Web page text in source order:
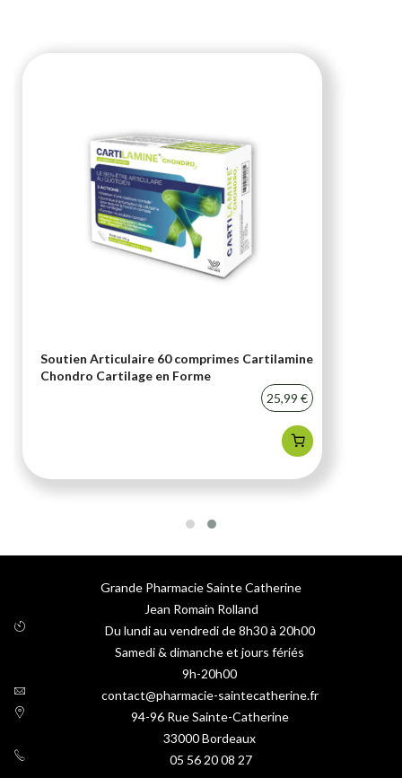
Soutien Articulaire 60 comprimes Cartilamine
Chondro Cartilage en Forme
25,99 €
Grande Pharmacie Sainte Catherine
Jean Romain Rolland
Du lundi au vendredi de 8h30 à 20h00
Samedi & dimanche et jours fériés
9h-20h00
contact@pharmacie-saintecatherine.fr
94-96 Rue Sainte-Catherine
33000Bordeaux
05 56 20 08 27